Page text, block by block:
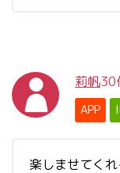
莉帆30
APP
楽しませて